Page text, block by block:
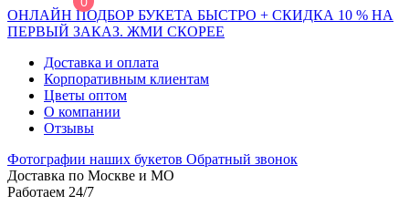
ОНЛАЙН ПОДБОР БУКЕТА БЫСТРО + СКИДКА 10 % НА
ПЕРВЫЙ ЗАКАЗ. ЖМИ СКОРЕЕ
Доставка и оплата
Корпоративным клиентам
Цветы оптом
О компании
Отзывы
Фотографии наших букетов Обратный звонок
Доставка по Москве и МО
Работаем 24/7